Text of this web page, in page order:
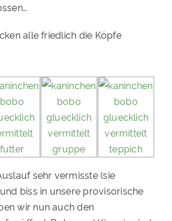
alle friedlich die Köpfe
sehr vermisste (sie
biss in unsere provisorische
wir nun auch den